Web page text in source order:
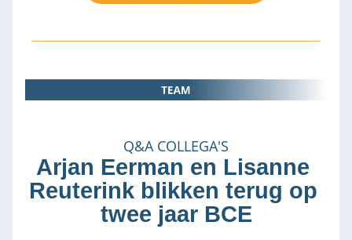
Q&A COLLEGA'S
Arjan Eerman en Lisanne
Reuterink blikken terug op
twee jaar BCE